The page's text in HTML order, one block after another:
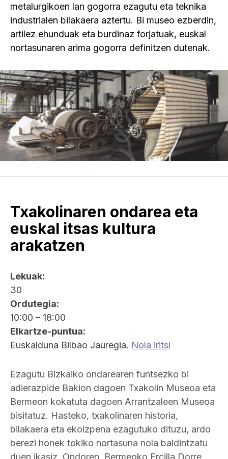
metalurgikoen lan gogorra ezagutu eta teknika
industrialen bilakaera aztertu. Bi museo ezberdin,
artilez ehunduak eta burdinaz forjatuak, euskal
nortasunaren arima gogorra definitzen dutenak.
Txakolinaren ondarea eta
euskal itsas kultura
arakatzen
Lekuak:
30
Ordutegia:
10:00 – 18:00
Elkartze-puntua:
Euskalduna Bilbao Jauregia. Nola iritsi
Ezagutu Bizkaiko ondarearen funtsezko bi
adierazpide Bakion dagoen Txakolin Museoa eta
Bermeon kokatuta dagoen Arrantzaleen Museoa
bisitatuz. Hasteko, txakolinaren historia,
bilakaera eta ekoizpena ezagutuko dituzu, ardo
berezi honek tokiko nortasuna nola baldintzatu
duen ikasiz. Ondoren, Bermeoko Ercilla Dorre